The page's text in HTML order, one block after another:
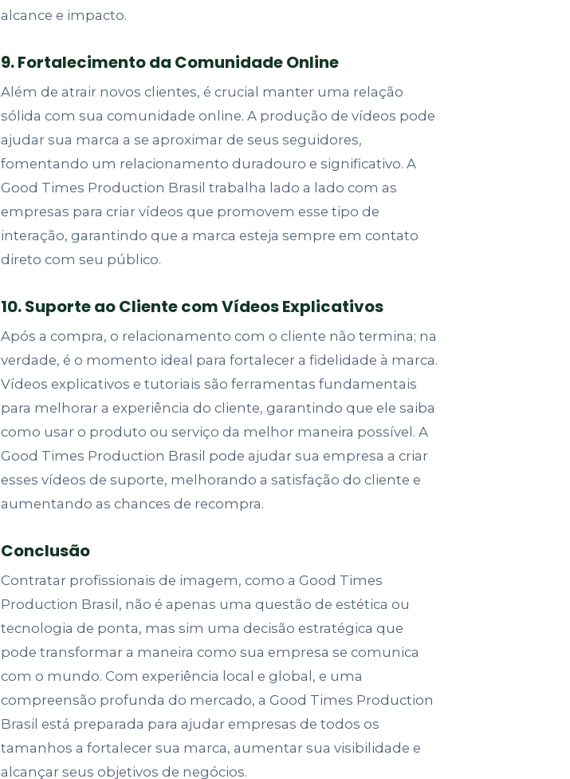
alcance e impacto.
9. Fortalecimento da Comunidade Online
Além de atrair novos clientes, é crucial manter uma relação
sólida com sua comunidade online. A produção de vídeos pode
ajudar sua marca a se aproximar de seus seguidores,
fomentando um relacionamento duradouro e significativo. A
Good Times Production Brasil trabalha lado a lado com as
empresas para criar vídeos que promovem esse tipo de
interação, garantindo que a marca esteja sempre em contato
direto com seu público.
10. Suporte ao Cliente com Vídeos Explicativos
Após a compra, o relacionamento com o cliente não termina; na
verdade, é o momento ideal para fortalecer a fidelidade à marca.
Vídeos explicativos e tutoriais são ferramentas fundamentais
para melhorar a experiência do cliente, garantindo que ele saiba
como usar o produto ou serviço da melhor maneira possível. A
Good Times Production Brasil pode ajudar sua empresa a criar
esses vídeos de suporte, melhorando a satisfação do cliente e
aumentando as chances de recompra.
Conclusão
Contratar profissionais de imagem, como a Good Times
Production Brasil, não é apenas uma questão de estética ou
tecnologia de ponta, mas sim uma decisão estratégica que
pode transformar a maneira como sua empresa se comunica
com o mundo. Com experiência local e global, e uma
compreensão profunda do mercado, a Good Times Production
Brasil está preparada para ajudar empresas de todos os
tamanhos a fortalecer sua marca, aumentar sua visibilidade e
alcançar seus objetivos de negócios.